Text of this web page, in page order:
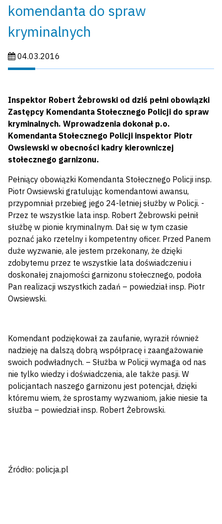
komendanta do spraw
kryminalnych
Data publikacji:
04.03.2016
Inspektor Robert Żebrowski od dziś pełni obowiązki
Zastępcy Komendanta Stołecznego Policji do spraw
kryminalnych. Wprowadzenia dokonał p.o.
Komendanta Stołecznego Policji inspektor Piotr
Owsiewski w obecności kadry kierowniczej
stołecznego garnizonu.
Pełniący obowiązki Komendanta Stołecznego Policji insp.
Piotr Owsiewski gratulując komendantowi awansu,
przypomniał przebieg jego 24-letniej służby w Policji. -
Przez te wszystkie lata insp. Robert Żebrowski pełnił
służbę w pionie kryminalnym. Dał się w tym czasie
poznać jako rzetelny i kompetentny oficer. Przed Panem
duże wyzwanie, ale jestem przekonany, że dzięki
zdobytemu przez te wszystkie lata doświadczeniu i
doskonałej znajomości garnizonu stołecznego, podoła
Pan realizacji wszystkich zadań – powiedział insp. Piotr
Owsiewski.
Komendant podziękował za zaufanie, wyraził również
nadzieję na dalszą dobrą współpracę i zaangażowanie
swoich podwładnych. – Służba w Policji wymaga od nas
nie tylko wiedzy i doświadczenia, ale także pasji. W
policjantach naszego garnizonu jest potencjał, dzięki
któremu wiem, że sprostamy wyzwaniom, jakie niesie ta
służba – powiedział insp. Robert Żebrowski.
Źródło: policja.pl